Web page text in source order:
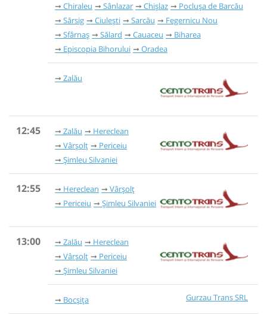
Chiraleu
Sânlazar Chișlaz
Poclușa de Barcău
Sărsig
Ciulești Sarcău
Fegernicu Nou
Sfârnaș
Sălard Cauaceu
Biharea
Episcopia Bihorului
Oradea
Zalău
12:45 Zalău
Hereclean
Vârșolț
Periceiu
Șimleu Silvaniei
12:55 Hereclean
Vârșolț
Periceiu
Șimleu Silvaniei
13:00 Zalău
Hereclean
Vârșolț
Periceiu
Șimleu Silvaniei
Gurzau Trans SRL
Bocșița